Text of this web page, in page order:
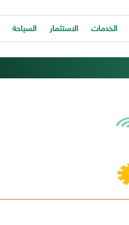
الخدمات
توفر
لتساعد
بسرعة
الاستثمار السياحة